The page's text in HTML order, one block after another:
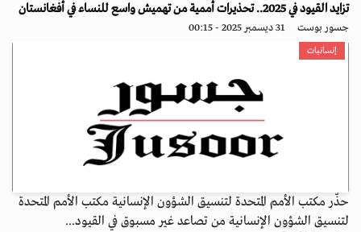
تزايد القيود في 2025.. تحذيرات أممية من تهميش واسع للنساء في أفغانستان
جسور بوست 31 ديسمبر 2025 - 00:15
إنسانيات
حذّر مكتب الأمم المتحدة لتنسيق الشؤون الإنسانية مكتب الأمم المتحدة
لتنسيق الشؤون الإنسانية من تصاعد غير مسبوق في القيود...